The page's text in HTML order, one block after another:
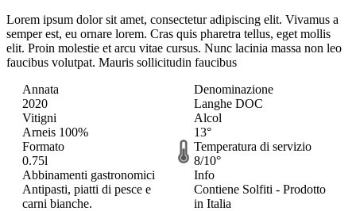
Lorem ipsum dolor sit amet, consectetur adipiscing elit. Vivamus a
semper est, eu ornare lorem. Cras quis pharetra tellus, eget mollis
elit. Proin molestie et arcu vitae cursus. Nunc lacinia massa non leo
faucibus volutpat. Mauris sollicitudin faucibus
Annata
2020
Denominazione
Langhe DOC
Vitigni
Arneis 100%
Alcol
13°
Formato
0.75l
Temperatura di servizio
8/10°
Abbinamenti gastronomici
Antipasti, piatti di pesce e
carni bianche.
Info
Contiene Solfiti - Prodotto
in Italia